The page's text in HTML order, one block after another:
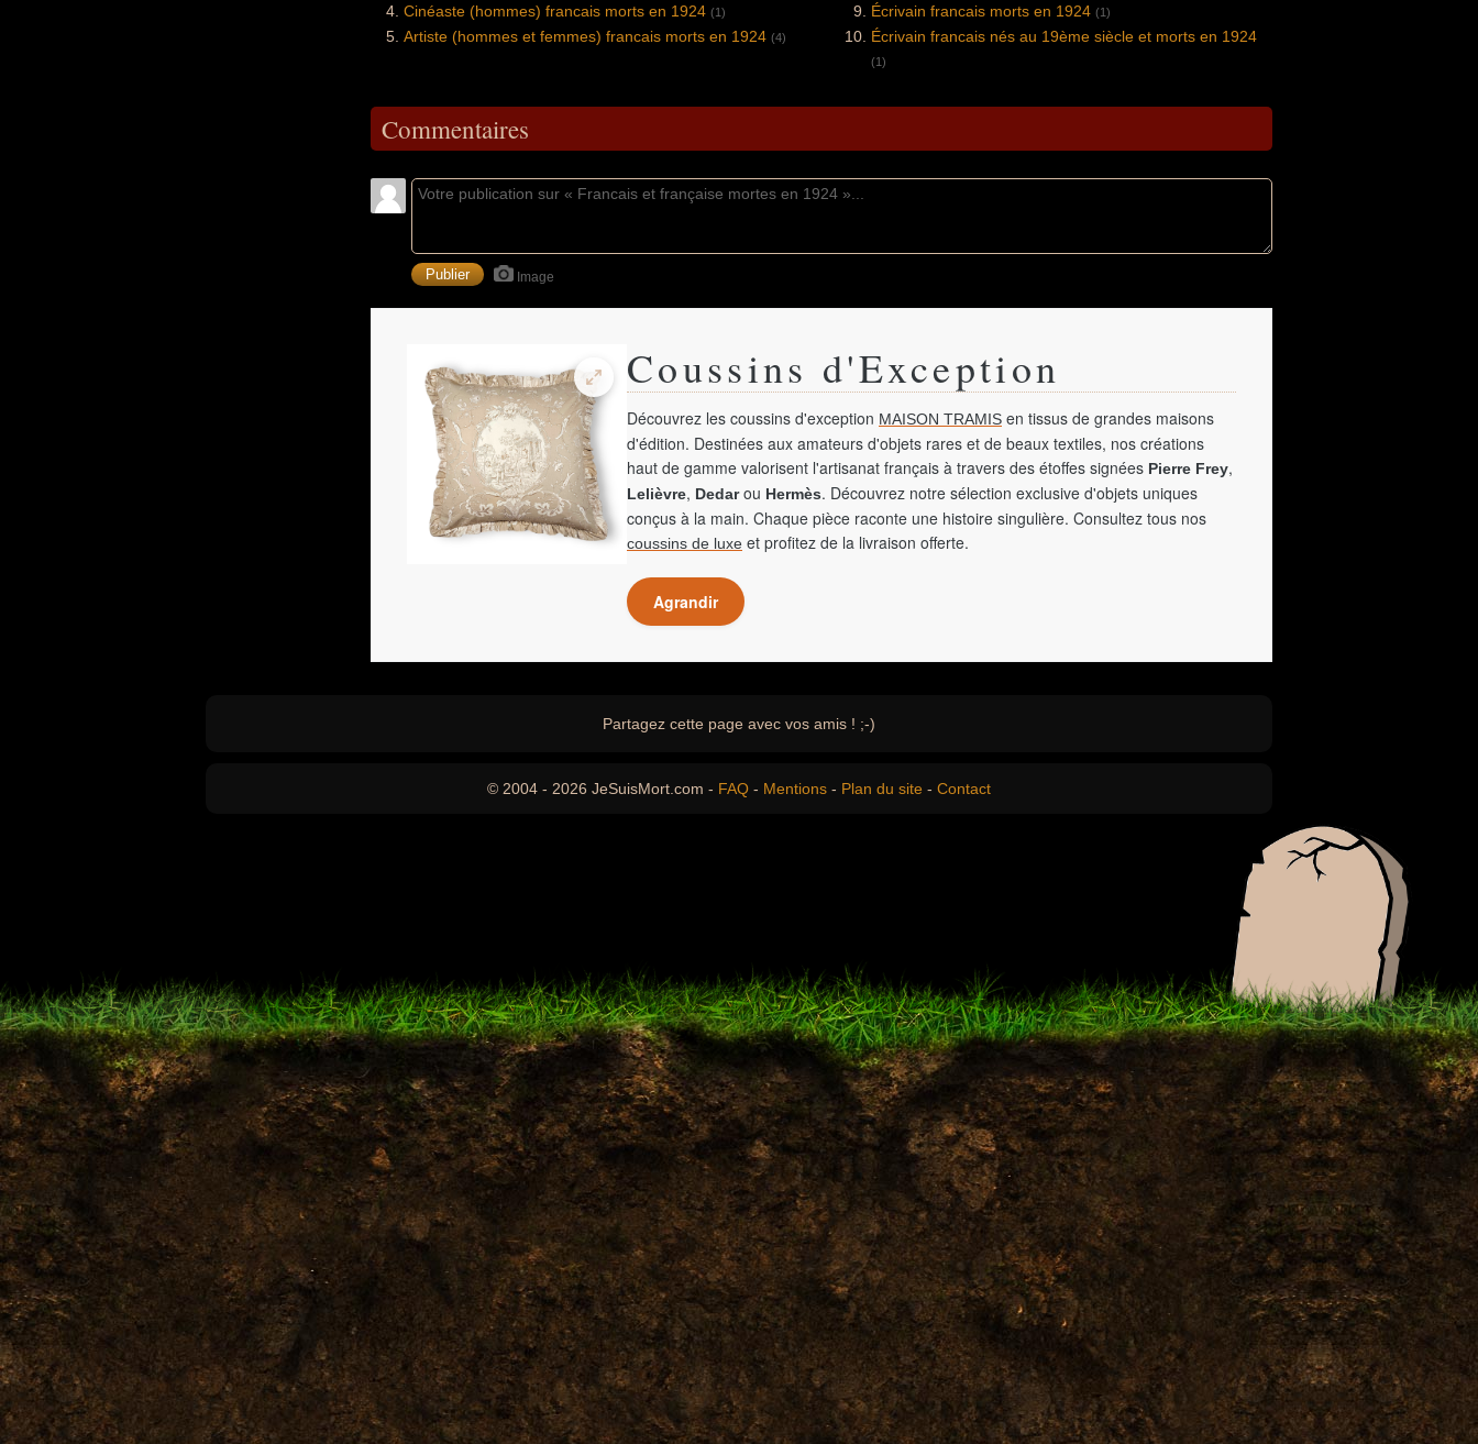
Cinéaste (hommes) francais morts en 1924 (1)
Artiste (hommes et femmes) francais morts en 1924 (4)
Écrivain francais morts en 1924 (1)
Écrivain francais nés au 19ème siècle et morts en 1924
(1)
Commentaires
Image
Coussins d'Exception
Découvrez les coussins d'exception MAISON TRAMIS en tissus de grandes maisons
d'édition. Destinées aux amateurs d'objets rares et de beaux textiles, nos créations
haut de gamme valorisent l'artisanat français à travers des étoffes signées Pierre Frey,
Lelièvre, Dedarou Hermès. Découvrez notre sélection exclusive d'objets uniques
conçus à la main. Chaque pièce raconte une histoire singulière. Consultez tous nos
coussins de luxe et profitez de la livraison offerte.
Agrandir
Partagez cette page avec vos amis ! ;-)
© 2004 - 2026 JeSuisMort.com - FAQ - Mentions - Plan du site - Contact